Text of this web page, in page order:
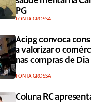
PG
PONTA GROSSA
Acipg convoca
a valorizar o
nas compras de Dia
PONTA GROSSA
Coluna RC